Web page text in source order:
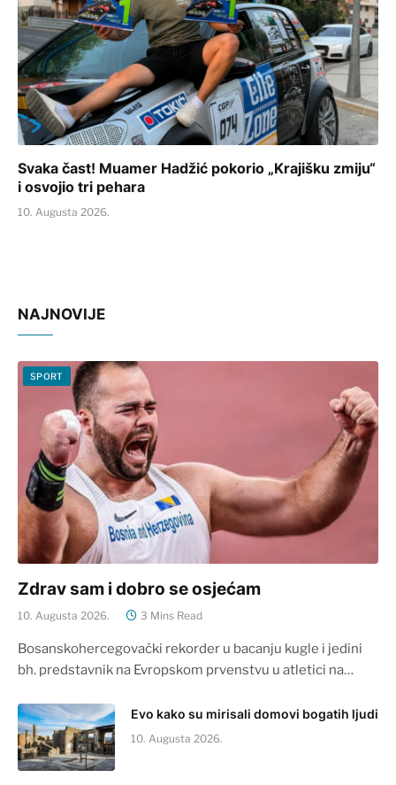
Svaka čast! Muamer Hadžić pokorio „Krajišku zmiju“
i osvojio tri pehara
10. Augusta 2026.
NAJNOVIJE
SPORT
Zdrav sam i dobro se osjećam
10. Augusta 2026. 3 Mins Read
Bosanskohercegovački rekorder u bacanju kugle i jedini
bh. predstavnik na Evropskom prvenstvu u atletici na…
Evo kako su mirisali domovi bogatih ljudi
10. Augusta 2026.